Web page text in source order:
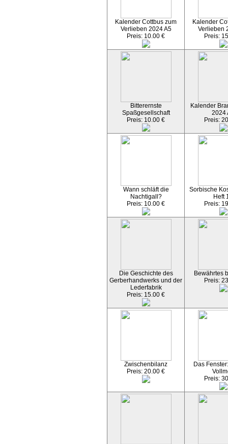
Kalender Cottbus zum
Verlieben 2024 A5
Preis: 10.00 €
Kalender
Verlieben
Preis:
Bitterernste
Spaßgesellschaft
Preis: 10.00 €
Kalender
2024
Preis:
Wann schläft die
Nachtigall?
Preis: 10.00 €
Sorbische
Heft
Preis:
Die Geschichte des
Gerberhandwerks und der
Lederfabrik
Preis: 15.00 €
Bewährtes
Preis:
Zwischenbilanz
Preis: 20.00 €
Das
Preis: